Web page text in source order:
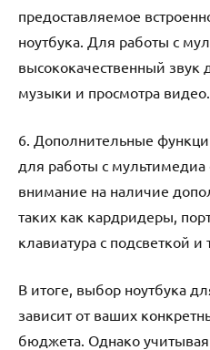
предоставляемое
ноутбука. Для работы с
высококачественный звук
музыки и просмотра видео.
6. Дополнительные
для работы с мультимедиа
внимание на наличие
таких как кардридеры,
клавиатура с подсветкой и
В итоге, выбор ноутбука
зависит от ваших
бюджета. Однако